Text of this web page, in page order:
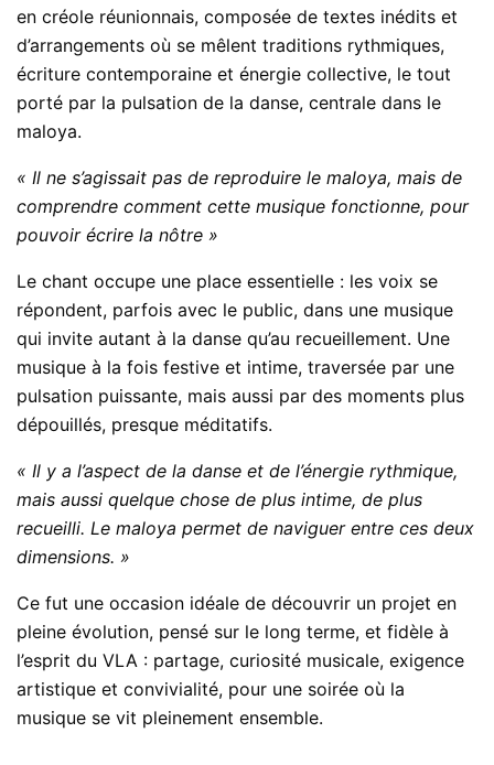
en créole réunionnais, composée de textes inédits et
d’arrangements où se mêlent traditions rythmiques,
écriture contemporaine et énergie collective, le tout
porté par la pulsation de la danse, centrale dans le
maloya.
« Il ne s’agissait pas de reproduire le maloya, mais de
comprendre comment cette musique fonctionne, pour
pouvoir écrire la nôtre »
Le chant occupe une place essentielle : les voix se
répondent, parfois avec le public, dans une musique
qui invite autant à la danse qu’au recueillement. Une
musique à la fois festive et intime, traversée par une
pulsation puissante, mais aussi par des moments plus
dépouillés, presque méditatifs.
« Il y a l’aspect de la danse et de l’énergie rythmique,
mais aussi quelque chose de plus intime, de plus
recueilli. Le maloya permet de naviguer entre ces deux
dimensions. »
Ce fut une occasion idéale de découvrir un projet en
pleine évolution, pensé sur le long terme, et fidèle à
l’esprit du VLA : partage, curiosité musicale, exigence
artistique et convivialité, pour une soirée où la
musique se vit pleinement ensemble.